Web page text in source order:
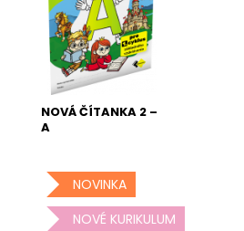
NOVÁ ČÍTANKA 2 –
A
NOVINKA
NOVÉ KURIKULUM